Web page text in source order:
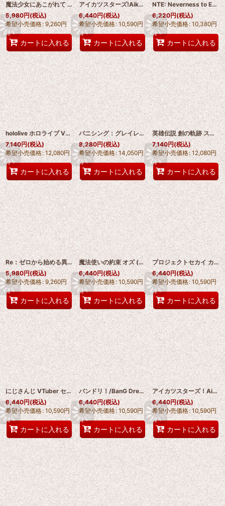
魔法少女にあこがれて まほあこ 阿良河キウィ（あらが キウィ）コスプレ靴 abccos製 「受注生産」
5,980円(税込)
希望小売価格: 9,260円
カートに入れる
アイカツスターズ!Aikatsu Stars! 白銀リリィ（しろがね リリィ） コスプレ靴 abccos製 「受注生産」
6,440円(税込)
希望小売価格: 10,590円
カートに入れる
NTE: Neverness to Everness（エヌティーイー：ネバーネス トゥ エバーネス） Lacrimosa レクイエム コスプレ靴 abccos製 「受注生産」
6,220円(税込)
希望小売価格: 10,380円
カートに入れる
hololive ホロライブ VTuber 常闇トワ コスプレ靴 abccos製 「受注生産」
7,140円(税込)
希望小売価格: 12,080円
カートに入れる
パニシング：グレイレイヴン Punishing: Gray Raven α コスプレ靴 abccos製 「受注生産」
8,280円(税込)
希望小売価格: 14,050円
カートに入れる
英雄伝説 創の軌跡 スウィン・アーベル コスプレ靴 abccos製 「受注生産」
7,140円(税込)
希望小売価格: 12,080円
カートに入れる
Re：ゼロから始める異世界生活 エミリア Emilia コスプレ靴 abccos製 「受注生産」
5,980円(税込)
希望小売価格: 9,260円
カートに入れる
魔法使いの約束 オズ (Oz) コスプレ靴 abccos製 「受注生産」
6,440円(税込)
希望小売価格: 10,590円
カートに入れる
プロジェクトセカイ カラフルステージ！ feat. 初音ミク プロジェクトセカイ 鏡音リン Rin コスプレ靴 abccos製 「受注生産」
6,440円(税込)
希望小売価格: 10,590円
カートに入れる
にじさんじ VTuber セラフ・ダズルガーデン / Seraph Dazzlegarden コスプレ靴 abccos製 「受注生産」
6,440円(税込)
希望小売価格: 10,590円
カートに入れる
バンドリ！/BanG Dream! 鳰原令王那/にゅうばられおな コスプレ靴 abccos製 「受注生産」
6,440円(税込)
希望小売価格: 10,590円
カートに入れる
アイカツスターズ！Aikatsu Stars! 桜庭ローラ コスプレ靴 abccos製 「受注生産」
6,440円(税込)
希望小売価格: 10,590円
カートに入れる